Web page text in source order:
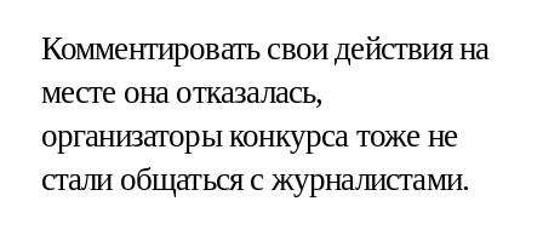
Комментировать свои действия на
месте она отказалась,
организаторы конкурса тоже не
стали общаться с журналистами.